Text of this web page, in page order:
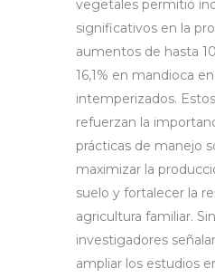
vegetales permitió
significativos en la
aumentos de hasta
16,1% en mandioca
intemperizados.
refuerzan la
prácticas de manejo
maximizar la
suelo y fortalecer la
agricultura familiar.
investigadores
ampliar los estudios